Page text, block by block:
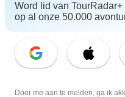
Word lid van TourRadar+
op al onze 50.000
Door me aan te melden, ga ik